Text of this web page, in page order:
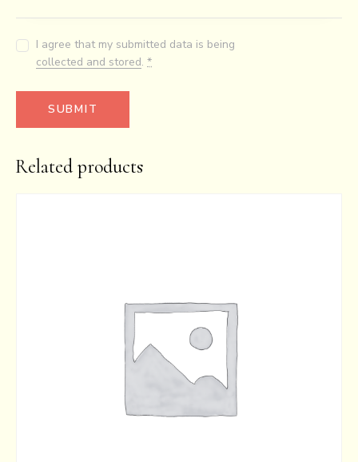
I agree that my submitted data is being
collected and stored.*
Related products